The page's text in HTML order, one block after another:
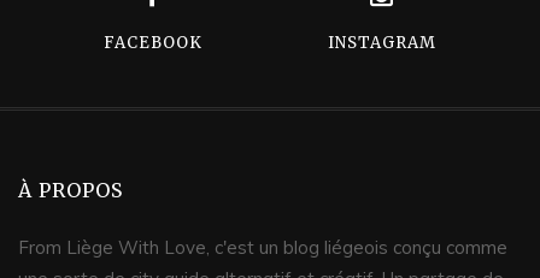
FACEBOOK INSTAGRAM
À PROPOS
From Liège With Love, c'est un blog liégeois conçu comme